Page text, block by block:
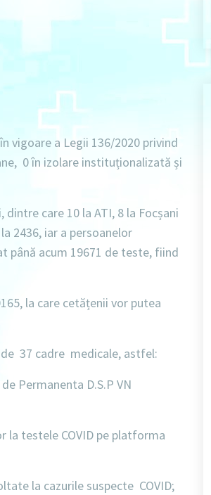
vigoare a Legii 136/2020 privind
0 în izolare instituționalizată și
care 10 la ATI, 8 la Focșani
2436, iar a persoanelor
până acum 19671 de teste, fiind
la care cetățenii vor putea
37 cadre medicale, astfel:
Permanenta D.S.P VN
la testele COVID pe platforma
la cazurile suspecte COVID;